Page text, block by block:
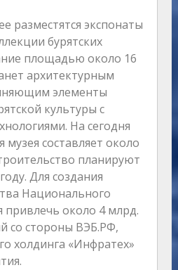
разместятся экспонаты
бурятских
площадью около 16
архитектурным
элементы
культуры с
На сегодня
музея составляет около
планируют
Для создания
Национального
привлечь около 4 млрд.
со стороны ВЭБ.РФ,
холдинга «Инфратех»